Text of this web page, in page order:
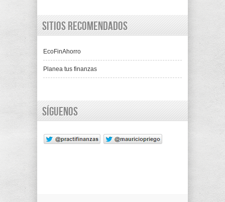
Sitios recomendados
EcoFinAhorro
Planea tus finanzas
Síguenos